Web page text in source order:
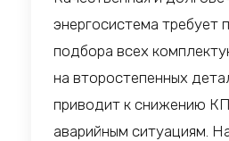
энергосистема требует
подбора всех
на второстепенных
приводит к снижению
аварийным ситуациям.